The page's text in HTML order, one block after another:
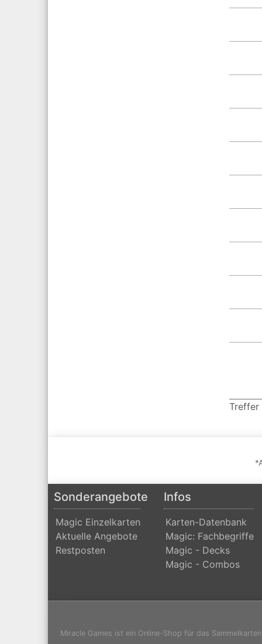
Treffer
Sonderangebote
Magic Einzelkarten
Aktuelle Angebote
Restposten
Infos
Karten-Datenbank
Magic: Fachbegriffe
Magic - Decks
Magic - Combos
Miracle Games ist ein Online-Shop für das